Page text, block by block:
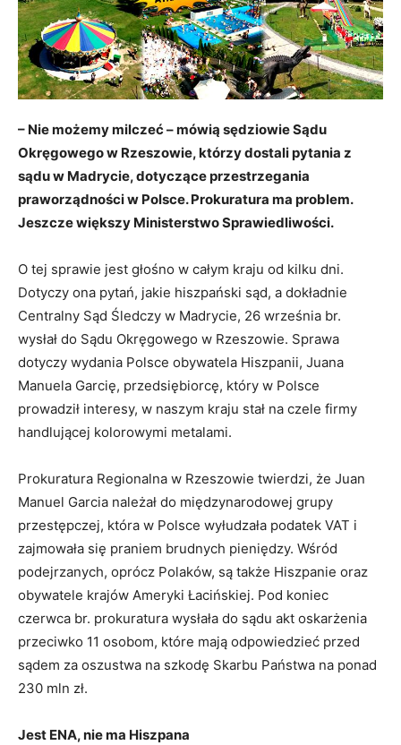
– Nie możemy milczeć – mówią sędziowie Sądu
Okręgowego w Rzeszowie, którzy dostali pytania z
sądu w Madrycie, dotyczące przestrzegania
praworządności w Polsce. Prokuratura ma problem.
Jeszcze większy Ministerstwo Sprawiedliwości.
O tej sprawie jest głośno w całym kraju od kilku dni.
Dotyczy ona pytań, jakie hiszpański sąd, a dokładnie
Centralny Sąd Śledczy w Madrycie, 26 września br.
wysłał do Sądu Okręgowego w Rzeszowie. Sprawa
dotyczy wydania Polsce obywatela Hiszpanii, Juana
Manuela Garcię, przedsiębiorcę, który w Polsce
prowadził interesy, w naszym kraju stał na czele firmy
handlującej kolorowymi metalami.
Prokuratura Regionalna w Rzeszowie twierdzi, że Juan
Manuel Garcia należał do międzynarodowej grupy
przestępczej, która w Polsce wyłudzała podatek VAT i
zajmowała się praniem brudnych pieniędzy. Wśród
podejrzanych, oprócz Polaków, są także Hiszpanie oraz
obywatele krajów Ameryki Łacińskiej. Pod koniec
czerwca br. prokuratura wysłała do sądu akt oskarżenia
przeciwko 11 osobom, które mają odpowiedzieć przed
sądem za oszustwa na szkodę Skarbu Państwa na ponad
230 mln zł.
Jest ENA, nie ma Hiszpana